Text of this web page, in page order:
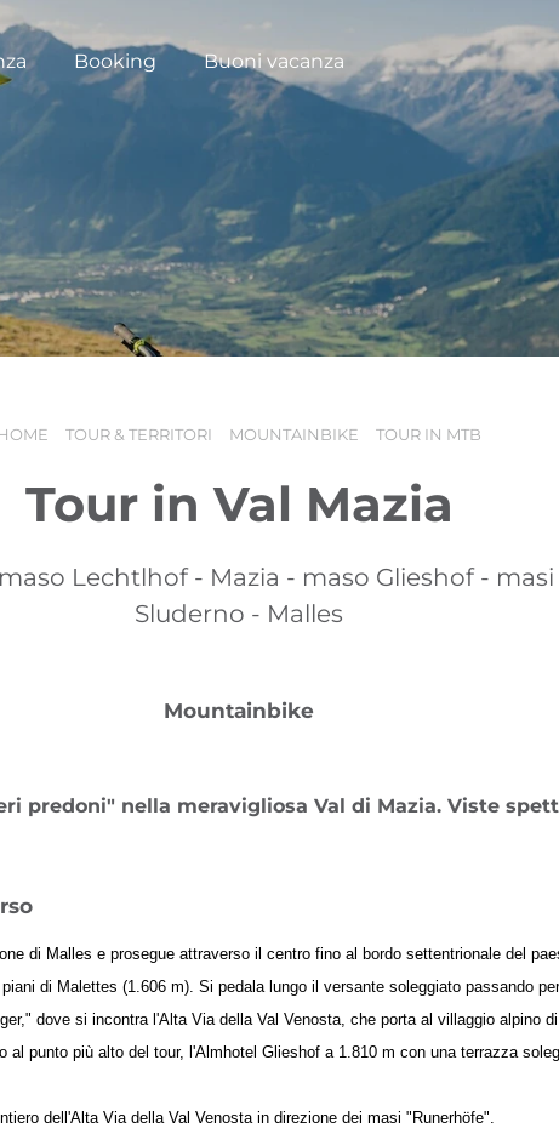
Booking Buoni vacanza
TOUR & TERRITORI MOUNTAINBIKE TOUR IN MTB
Tour in Val Mazia
Lechtlhof - Mazia - maso Glieshof -
Sluderno - Malles
Mountainbike
predoni" nella meravigliosa Val di Mazia. Viste
di Malles e prosegue attraverso il centro fino al bordo settentrionale del
di Malettes (1.606 m). Si pedala lungo il versante soleggiato passando
dove si incontra l'Alta Via della Val Venosta, che porta al villaggio alpino
al punto più alto del tour, l'Almhotel Glieshof a 1.810 m con una terrazza
dell'Alta Via della Val Venosta in direzione dei masi "Runerhöfe".